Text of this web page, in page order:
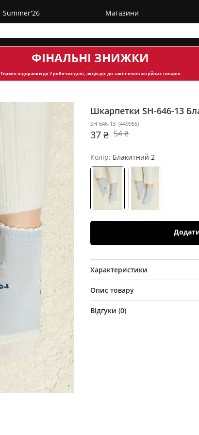
Summer'26 Магазини
ФІНАЛЬНІ ЗНИЖКИ
Термін відправкидо 7 робочих днів, акція діє до закінчення акційних товарів
Шкарпетки SH-646-13
SH-646-13 (449955)
37 ₴ 54 ₴
Колір: Блакитний 2
Характеристики
Опис товару
Відгуки (0)